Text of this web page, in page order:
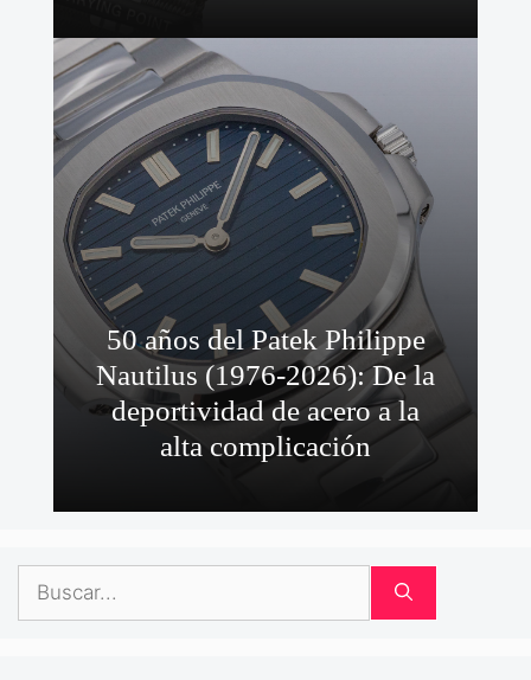
50 años del Patek Philippe
Nautilus (1976-2026): De la
deportividad de acero a la
alta complicación
Buscar: